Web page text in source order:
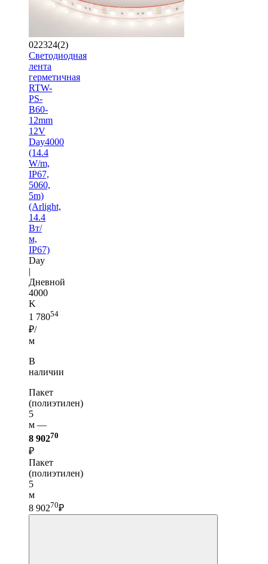
022324(2)
Светодиодная
лента
герметичная
RTW-
PS-
B60-
12mm
12V
Day4000
(14.4
W/m,
IP67,
5060,
5m)
(Arlight,
14.4
Вт/
м,
IP67)
Day
|
Дневной
4000
K
1 78054
₽/
м
В
наличии
Пакет
(полиэтилен)
5
м —
8 90270
₽
Пакет
(полиэтилен)
5
м
8 90270₽